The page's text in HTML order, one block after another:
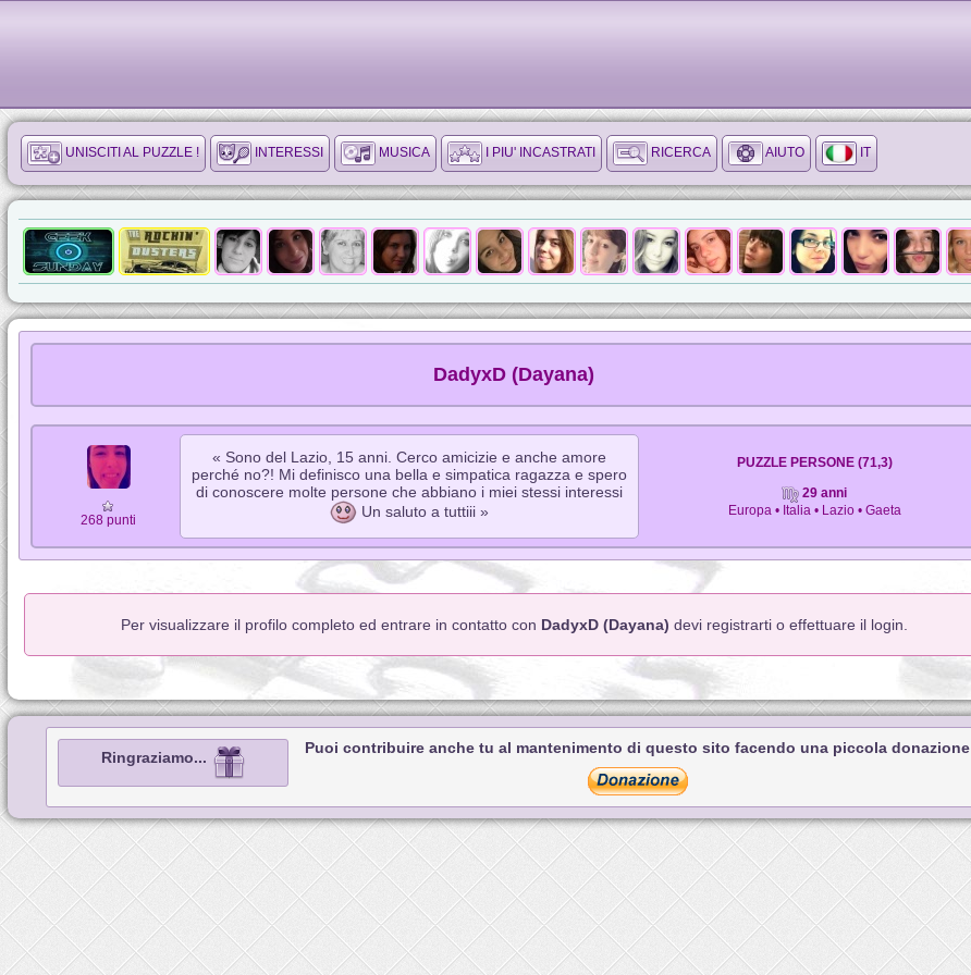
UNISCITI AL PUZZLE ! INTERESSI MUSICA I PIU' INCASTRATI RICERCA AIUTO IT
DadyxD (Dayana)
268 punti
« Sono del Lazio, 15 anni. Cerco amicizie e anche amore
perché no?! Mi definisco una bella e simpatica ragazza e spero
di conoscere molte persone che abbiano i miei stessi interessi
Un saluto a tuttiii »
PUZZLE PERSONE (71,3)
29 anni
Europa • Italia • Lazio • Gaeta
Per visualizzare il profilo completo ed entrare in contatto con DadyxD (Dayana) devi registrarti o effettuare il login.
Ringraziamo...
Puoi contribuire anche tu al mantenimento di questo sito facendo una piccola donazione